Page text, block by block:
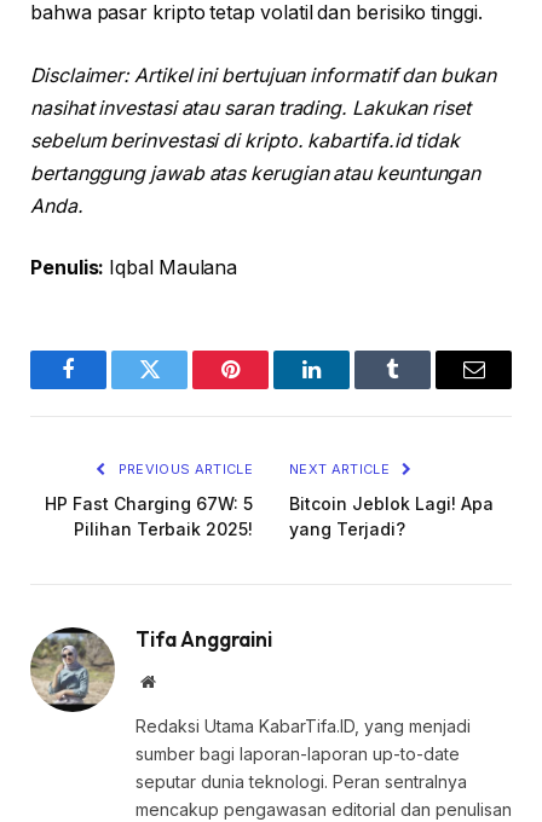
bahwa pasar kripto tetap volatil dan berisiko tinggi.
Disclaimer: Artikel ini bertujuan informatif dan bukan
nasihat investasi atau saran trading. Lakukan riset
sebelum berinvestasi di kripto. kabartifa.id tidak
bertanggung jawab atas kerugian atau keuntungan
Anda.
Penulis: Iqbal Maulana
FacebookTwitter Pinterest LinkedInTumblr Email
PREVIOUS ARTICLE
HP Fast Charging 67W: 5
Pilihan Terbaik 2025!
NEXT ARTICLE
Bitcoin Jeblok Lagi! Apa
yang Terjadi?
Tifa Anggraini
Website
Redaksi Utama KabarTifa.ID, yang menjadi
sumber bagi laporan-laporan up-to-date
seputar dunia teknologi. Peran sentralnya
mencakup pengawasan editorial dan penulisan